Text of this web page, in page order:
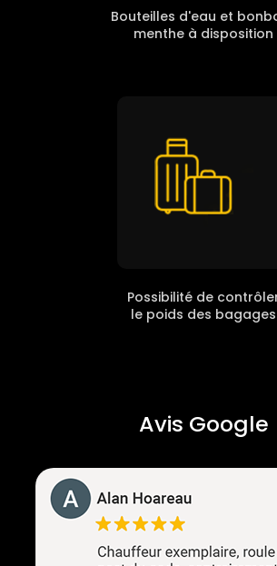
Bouteilles d'eau et
menthe à disposition
Possibilité de
le poids des bagages
Avis Google